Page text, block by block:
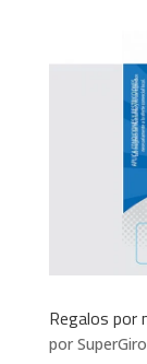
Regalos por
por